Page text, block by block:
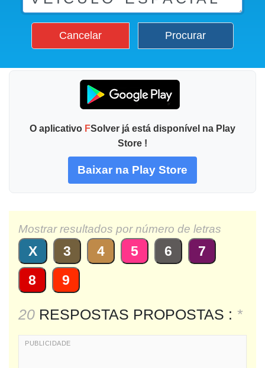
Cancelar Procurar
O aplicativo FSolver já está disponível na Play
Store !
Baixar na Play Store
Mostrar resultados por número de letras
X 3 4 5 6
7
8
9
20 RESPOSTAS PROPOSTAS : *